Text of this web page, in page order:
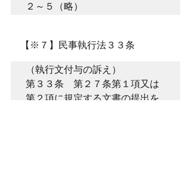
２～５（略）
【※７】民事執行法３３条
（執行文付与の訴え）
第３３条　第２７条第１項又は
第２項に規定する文書の提出を